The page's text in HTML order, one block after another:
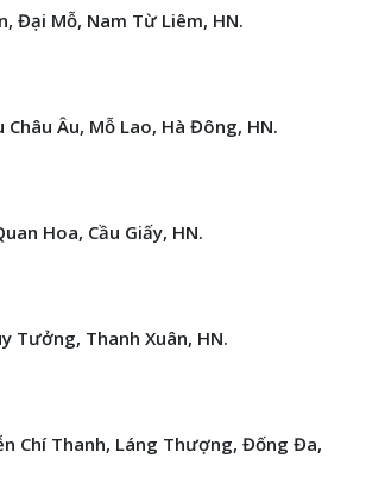
Đại Mỗ, Nam Từ Liêm, HN.
Châu Âu, Mỗ Lao, Hà Đông, HN.
Hoa, Cầu Giấy, HN.
Tưởng, Thanh Xuân, HN.
Chí Thanh, Láng Thượng, Đống Đa,